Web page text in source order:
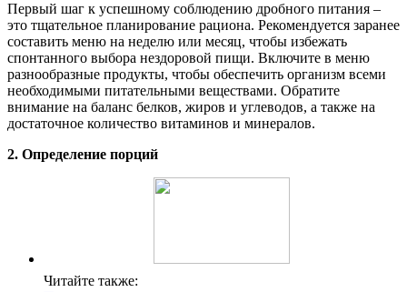
Первый шаг к успешному соблюдению дробного питания –
это тщательное планирование рациона. Рекомендуется заранее
составить меню на неделю или месяц, чтобы избежать
спонтанного выбора нездоровой пищи. Включите в меню
разнообразные продукты, чтобы обеспечить организм всеми
необходимыми питательными веществами. Обратите
внимание на баланс белков, жиров и углеводов, а также на
достаточное количество витаминов и минералов.
2. Определение порций
Читайте также: